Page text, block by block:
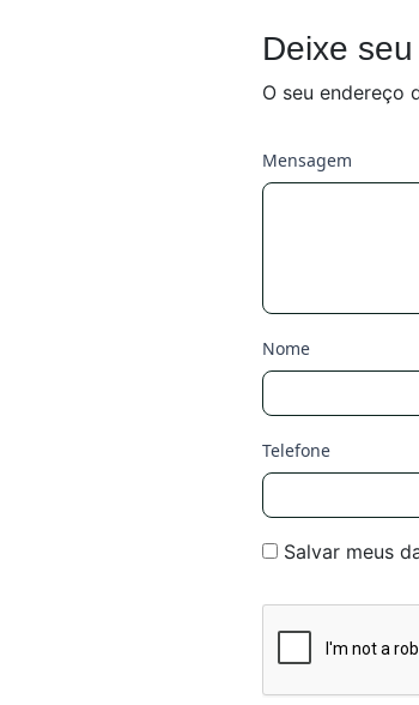
Deixe
O seu endereço
Mensagem
Nome
Telefone
Salvar meus